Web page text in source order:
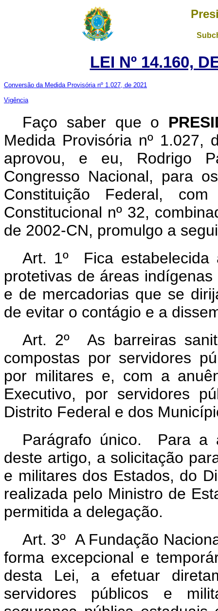
LEI Nº 14.160,
Conversão da Medida Provisória nº 1.027, de 2021
Vigência
Faço saber que o
Medida Provisória nº 1.027,
aprovou, e eu, Rodrigo
Congresso Nacional, para
Constituição Federal,
Constitucional nº 32,
de 2002-CN, promulgo a
Art. 1º Fica estabelecida
protetivas de áreas
e de mercadorias que se
de evitar o contágio e a
Art. 2º As barreiras
compostas por servidores
por militares e, com a
Executivo, por servidores
Distrito Federal e dos
Parágrafo único. Para
deste artigo, a solicitação
e militares dos Estados, do
realizada pelo Ministro de
permitida a delegação.
Art. 3º A Fundação
forma excepcional e
desta Lei, a efetuar
servidores públicos e